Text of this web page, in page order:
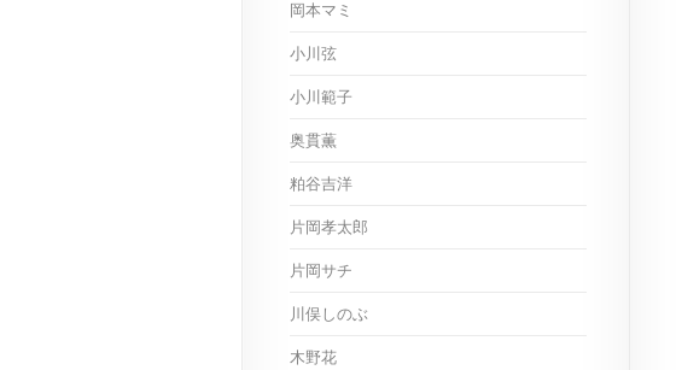
岡本マミ
小川弦
小川範子
奥貫薫
粕谷吉洋
片岡孝太郎
片岡サチ
川俣しのぶ
木野花